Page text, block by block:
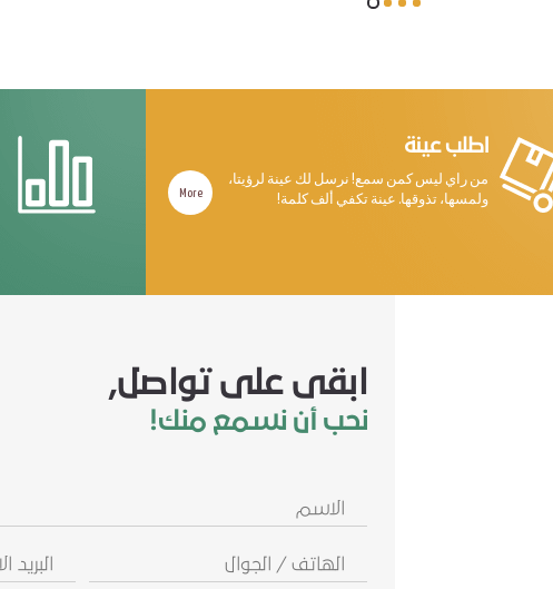
اطلب عينة
من راي ليس كمن سمع! نرسل لك عينة لرؤيتا،
ولمسها، تذوقها. عينة تكفي ألف كلمة!
More
ابقى على تواصل,
نحب أن نسمع منك!
الاسم
الهاتف
/
البريد
الالكتروني